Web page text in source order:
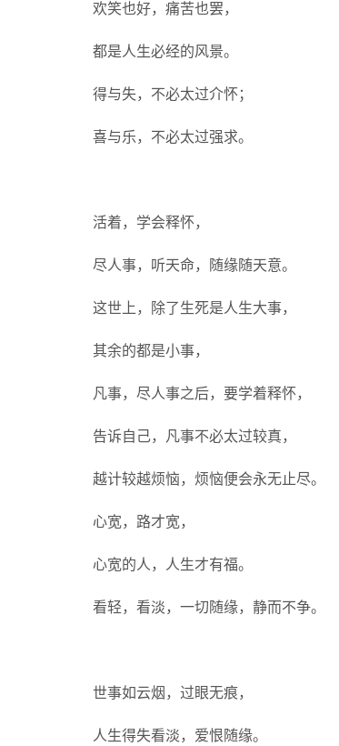
欢笑也好，痛苦也罢，
都是人生必经的风景。
得与失，不必太过介怀；
喜与乐，不必太过强求。
活着，学会释怀，
尽人事，听天命，随缘随天意。
这世上，除了生死是人生大事，
其余的都是小事，
凡事，尽人事之后，要学着释怀，
告诉自己，凡事不必太过较真，
越计较越烦恼，烦恼便会永无止尽。
心宽，路才宽，
心宽的人，人生才有福。
看轻，看淡，一切随缘，静而不争。
世事如云烟，过眼无痕，
人生得失看淡，爱恨随缘。